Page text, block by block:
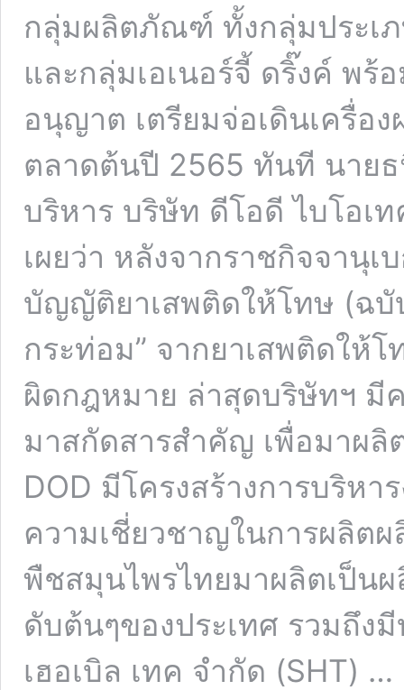
กลุ่มผลิตภัณฑ์ ทั้งกลุ่มประเภ
และกลุ่มเอเนอร์จี้ ดริ๊งค์ พร้
อนุญาต เตรียมจ่อเดินเครื่อ
ตลาดต้นปี 2565 ทันที นายธ
บริหาร บริษัท ดีโอดี ไบโอเ
เผยว่า หลังจากราชกิจจานุ
บัญญัติยาเสพติดให้โทษ (ฉบั
กระท่อม” จากยาเสพติดให้
ผิดกฎหมาย ล่าสุดบริษัทฯ มี
มาสกัดสารสำคัญ เพื่อมาผ
DOD มีโครงสร้างการบริห
ความเชี่ยวชาญในการผลิต
พืชสมุนไพรไทยมาผลิตเป็น
ดับต้นๆของประเทศ รวมถึง
เฮอเบิล เทค จำกัด (SHT) …